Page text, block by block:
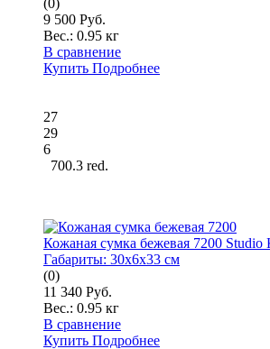
9 500 Руб.
Вес.: 0.95 кг
В сравнение
Купить Подробнее
27
29
6
700.3 red.
Кожаная сумка бежевая 7200 Studio
Габариты: 30x6x33 см
(0)
11 340 Руб.
Вес.: 0.95 кг
В сравнение
Купить Подробнее